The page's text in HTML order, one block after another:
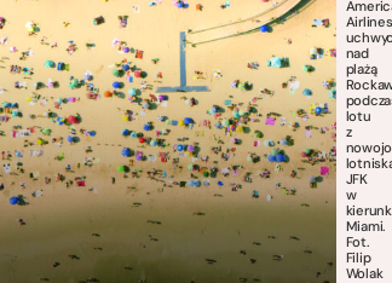
Airlines
nad
plażą
lotu
z
JFK
w
Miami.
Fot.
Filip
Wolak